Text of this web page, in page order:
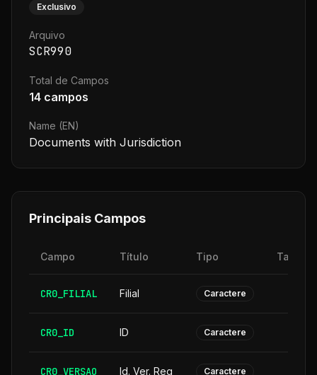
Exclusivo
Arquivo
SCR990
Total de Campos
14 campos
Name (EN)
Documents with Jurisdiction
Principais Campos
Campo Título Tipo
CR0_FILIAL Filial Caractere
CR0_ID ID Caractere
CR0_VERSAO Id. Ver. Reg Caractere